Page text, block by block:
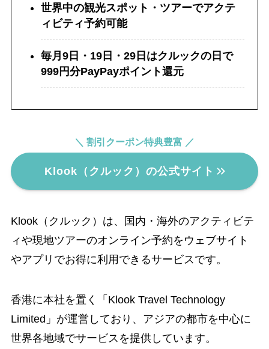
世界中の観光スポット・ツアーでアクテ
ィビティ予約可能
毎月9日・19日・29日はクルックの日で
999円分PayPayポイント還元
＼ 割引クーポン特典豊富 ／
Klook（クルック）の公式サイト
Klook（クルック）は、国内・海外のアクティビテ
ィや現地ツアーのオンライン予約をウェブサイト
やアプリでお得に利用できるサービスです。
香港に本社を置く「Klook Travel Technology
Limited」が運営しており、アジアの都市を中心に
世界各地域でサービスを提供しています。